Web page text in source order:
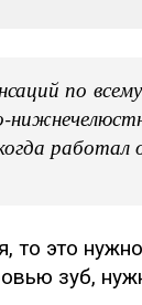
по
то это
зуб,